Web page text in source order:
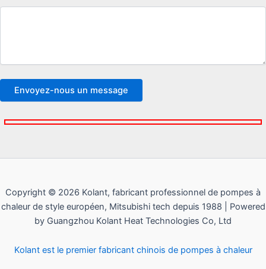
Copyright © 2026 Kolant, fabricant professionnel de pompes à
chaleur de style européen, Mitsubishi tech depuis 1988 | Powered
by Guangzhou Kolant Heat Technologies Co, Ltd
Kolant est le premier fabricant chinois de pompes à chaleur